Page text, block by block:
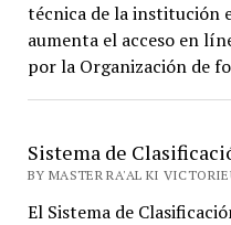
técnica de la institución
aumenta el acceso en
por la Organización de
Sistema de
BY MASTER RA'AL KI
El Sistema de